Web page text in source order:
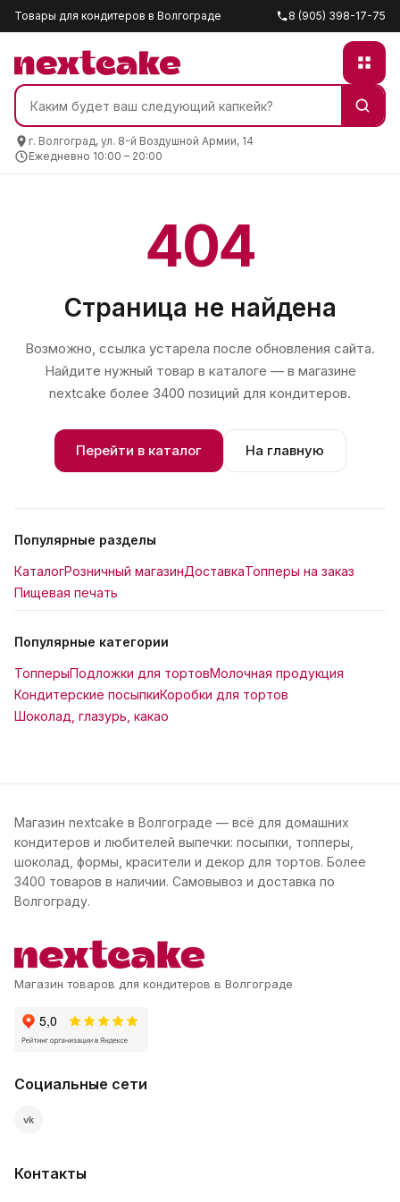
Товары для кондитеров в Волгограде 8 (905) 398-17-75
г. Волгоград, ул. 8-й Воздушной Армии, 14
Ежедневно 10:00 – 20:00
404
Страница не найдена
Возможно, ссылка устарела после обновления сайта.
Найдите нужный товар в каталоге — в магазине
nextcake более 3400 позиций для кондитеров.
Перейти в каталог На главную
Популярные разделы
КаталогРозничный магазинДоставкаТопперы на заказ
Пищевая печать
Популярные категории
ТопперыПодложки для тортовМолочная продукция
Кондитерские посыпкиКоробки для тортов
Шоколад, глазурь, какао
Магазин nextcake в Волгограде — всё для домашних
кондитеров и любителей выпечки: посыпки, топперы,
шоколад, формы, красители и декор для тортов. Более
3400 товаров в наличии. Самовывоз и доставка по
Волгограду.
Магазин товаров для кондитеров в Волгограде
Социальные сети
vk
Контакты